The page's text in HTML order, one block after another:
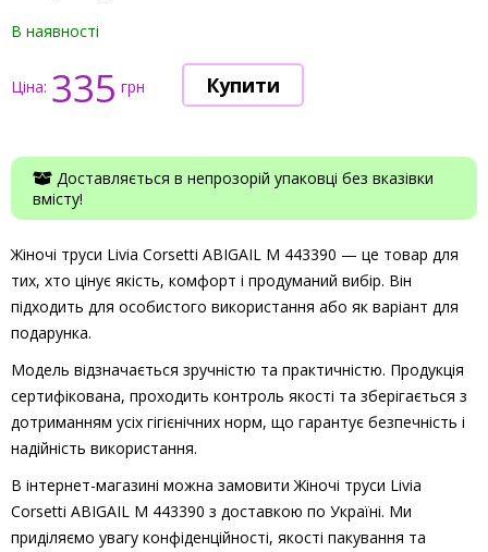
В наявності
Ціна: 335 грн
Доставляється в непрозорій упаковці без вказівки
вмісту!
Жіночі труси Livia Corsetti ABIGAIL M 443390 — це товар для
тих, хто цінує якість, комфорт і продуманий вибір. Він
підходить для особистого використання або як варіант для
подарунка.
Модель відзначається зручністю та практичністю. Продукція
сертифікована, проходить контроль якості та зберігається з
дотриманням усіх гігієнічних норм, що гарантує безпечність і
надійність використання.
В інтернет-магазині можна замовити Жіночі труси Livia
Corsetti ABIGAIL M 443390 з доставкою по Україні. Ми
приділяємо увагу конфіденційності, якості пакування та